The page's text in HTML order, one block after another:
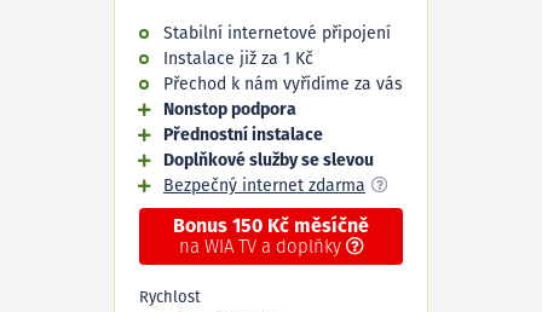
Stabilní internetové připojení
Instalace již za 1 Kč
Přechod k nám vyřídíme za vás
Nonstop podpora
Přednostní instalace
Doplňkové služby se slevou
Bezpečný internet zdarma
Bonus 150 Kč měsíčně
na WIA TV a doplňky
Rychlost